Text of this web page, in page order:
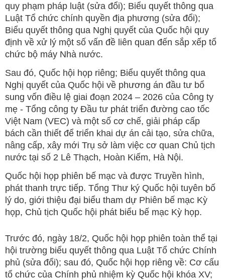
quy phạm pháp luật (sửa đổi); Biểu quyết thông qua
Luật Tổ chức chính quyền địa phương (sửa đổi);
Biểu quyết thông qua Nghị quyết của Quốc hội quy
định về xử lý một số vấn đề liên quan đến sắp xếp tổ
chức bộ máy Nhà nước.
Sau đó, Quốc hội họp riêng; Biểu quyết thông qua
Nghị quyết của Quốc hội về phương án đầu tư bổ
sung vốn điều lệ giai đoạn 2024 – 2026 của Công ty
mẹ - Tổng công ty Đầu tư phát triển đường cao tốc
Việt Nam (VEC) và một số cơ chế, giải pháp cấp
bách cần thiết để triển khai dự án cải tạo, sửa chữa,
nâng cấp, xây mới Trụ sở làm việc cơ quan Chủ tịch
nước tại số 2 Lê Thạch, Hoàn Kiếm, Hà Nội.
Quốc hội họp phiên bế mạc và được Truyền hình,
phát thanh trực tiếp. Tổng Thư ký Quốc hội tuyên bố
lý do, giới thiệu đại biểu tham dự Phiên bế mạc Kỳ
họp, Chủ tịch Quốc hội phát biểu bế mạc Kỳ họp.
Trước đó, ngày 18/2, Quốc hội họp phiên toàn thể tại
hội trường biểu quyết thông qua Luật Tổ chức Chính
phủ (sửa đổi); sau đó, Quốc hội họp riêng về: Cơ cấu
tổ chức của Chính phủ nhiệm kỳ Quốc hội khóa XV;